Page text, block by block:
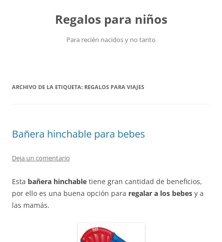
Regalos para niños
Para recién nacidos y no tanto
ARCHIVO DE LA ETIQUETA: REGALOS PARA VIAJES
Bañera hinchable para bebes
Deja un comentario
Esta bañera hinchable tiene gran cantidad de beneficios,
por ello es una buena opción para regalar a los bebes y a
las mamás.